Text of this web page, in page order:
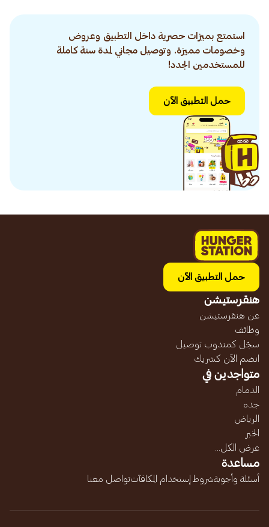
استمتع بميزات حصرية داخل التطبيق وعروض
وخصومات مميزة. وتوصيل مجاني لمدة سنة كاملة
للمستخدمين الجدد!
حمل التطبيق الآن
حمل التطبيق الآن
هنقرستيشن
عن هنقرستيشن
وظائف
سجّل كمندوب توصيل
انضم الآن كشريك
متواجدين في
الدمام
جده
الرياض
الخبر
عرض الكل...
مساعدة
أسئلة وأجوبةشروط إستخدام المكافآتتواصل معنا